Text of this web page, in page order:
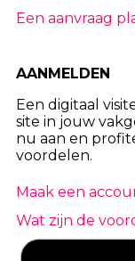
Een aanvraag
AANMELDEN
Een digitaal
site in jouw
nu aan en
voordelen.
Maak een
Wat zijn de